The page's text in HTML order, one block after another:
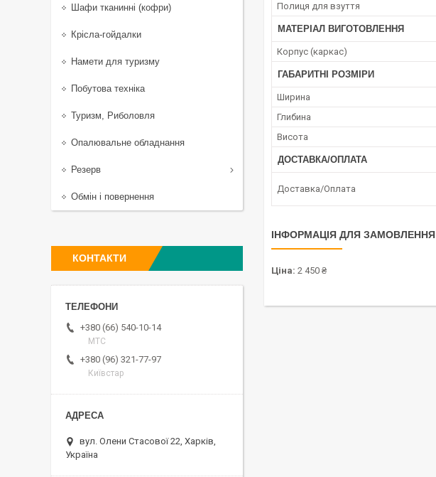
Полиця для взуття
МАТЕРІАЛ ВИГОТОВЛЕННЯ
Корпус (каркас)
ГАБАРИТНІ РОЗМІРИ
Ширина
Глибина
Висота
ДОСТАВКА/ОПЛАТА
Доставка/Оплата
ІНФОРМАЦІЯ ДЛЯ ЗАМОВЛЕННЯ
Ціна: 2 450 ₴
Шафи тканинні (кофри)
Крісла-гойдалки
Намети для туризму
Побутова техніка
Туризм, Риболовля
Опалювальне обладнання
Резерв
Обмін і повернення
КОНТАКТИ
+380 (66) 540-10-14
МТС
+380 (96) 321-77-97
Київстар
вул. Олени Стасової 22, Харків,
Україна